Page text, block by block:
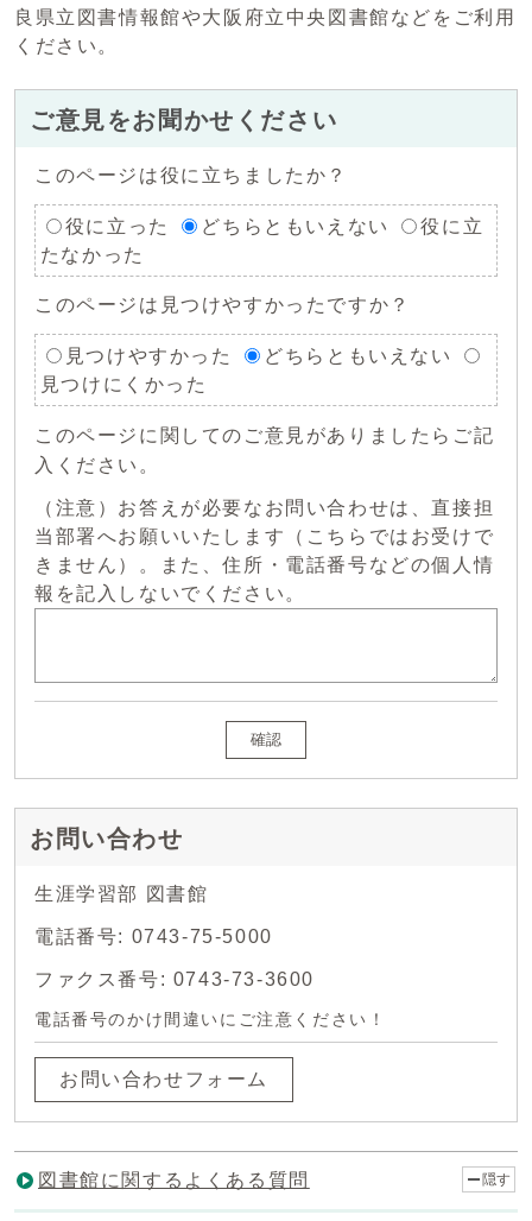
良県立図書情報館や大阪府立中央図書館などをご利用
ください。
ご意見をお聞かせください
このページは役に立ちましたか？
役に立った どちらともいえない
役に立
たなかった
このページは見つけやすかったですか？
見つけやすかった
どちらともいえない
見つけにくかった
このページに関してのご意見がありましたらご記
入ください。
（注意）お答えが必要なお問い合わせは、直接担
当部署へお願いいたします（こちらではお受けで
きません）。また、住所・電話番号などの個人情
報を記入しないでください。
確認
お問い合わせ
生涯学習部 図書館
電話番号: 0743-75-5000
ファクス番号: 0743-73-3600
電話番号のかけ間違いにご注意ください！
お問い合わせフォーム
図書館に関するよくある質問 隠す